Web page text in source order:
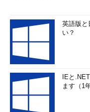
英語版と
い？
IEと
ます（1